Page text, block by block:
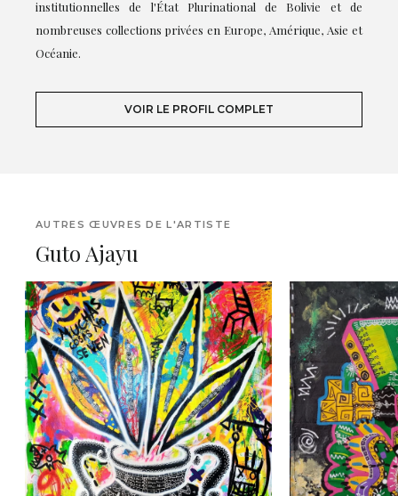
institutionnelles de l'État Plurinational de Bolivie et de
nombreuses collections privées en Europe, Amérique, Asie et
Océanie.
VOIR LE PROFIL COMPLET
AUTRES ŒUVRES DE L'ARTISTE
Guto Ajayu